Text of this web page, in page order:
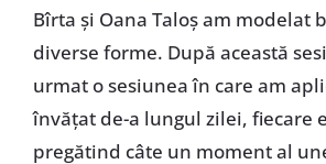
Bîrta și Oana Taloș am modelat
diverse forme. După această
urmat o sesiunea în care am
învățat de-a lungul zilei, fiecare
pregătind câte un moment al